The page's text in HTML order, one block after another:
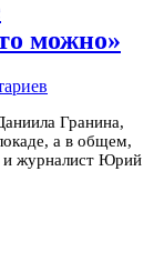
можно»
Гранина,
а в общем,
и журналист Юрий